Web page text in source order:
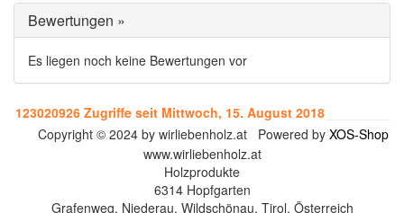
Bewertungen »
Es liegen noch keine Bewertungen vor
123020926 Zugriffe seit Mittwoch, 15. August 2018
Copyright © 2024 by wirliebenholz.at Powered by XOS-Shop
www.wirliebenholz.at
Holzprodukte
6314 Hopfgarten
Grafenweg, Niederau, Wildschönau, Tirol, Österreich